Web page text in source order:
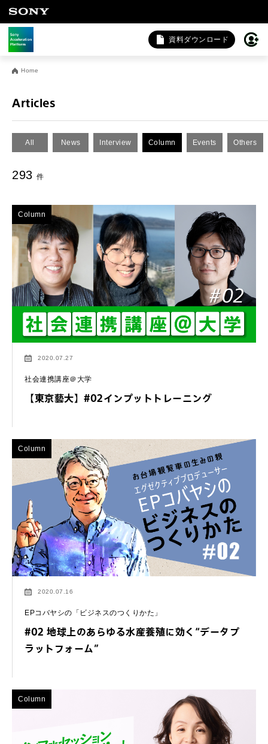
資料ダウンロード
Home
Articles
All News Interview Column Events Others
293 件
Column
2020.07.27
社会連携講座＠大学
【東京藝大】#02インプットトレーニング
Column
2020.07.16
EPコバヤシの「ビジネスのつくりかた」
#02 地球上のあらゆる水産養殖に効く“データプ
ラットフォーム”
Column
お問い合わせ
法人向けサービスに関するご相談・お問い合わせは以下のボタ
法人お問い合わせ